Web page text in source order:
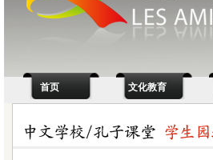
首页 文化教育